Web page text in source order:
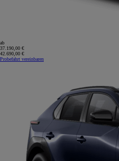
ab
37.190,00 €
42.690,00 €
Probefahrt vereinbaren